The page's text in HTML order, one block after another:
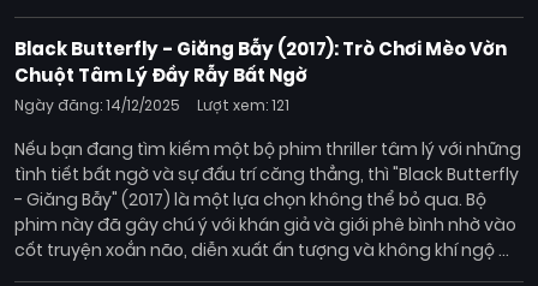
Black Butterfly - Giăng Bẫy (2017): Trò Chơi Mèo Vờn
Chuột Tâm Lý Đầy Rẫy Bất Ngờ
Ngày đăng: 14/12/2025 Lượt xem: 121
Nếu bạn đang tìm kiếm một bộ phim thriller tâm lý với những
tình tiết bất ngờ và sự đấu trí căng thẳng, thì "Black Butterfly
- Giăng Bẫy" (2017) là một lựa chọn không thể bỏ qua. Bộ
phim này đã gây chú ý với khán giả và giới phê bình nhờ vào
cốt truyện xoắn não, diễn xuất ấn tượng và không khí ngộ ...